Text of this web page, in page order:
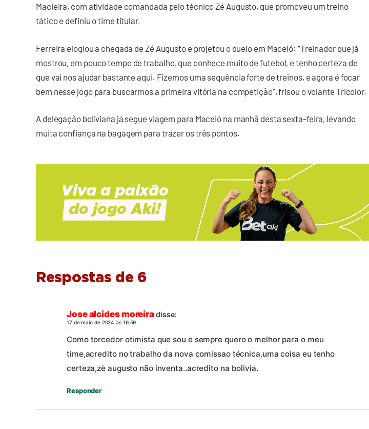
Macieira, com atividade comandada pelo técnico Zé Augusto, que promoveu um treino
tático e definiu o time titular.
Ferreira elogiou a chegada de Zé Augusto e projetou o duelo em Maceió: “Treinador que já
mostrou, em pouco tempo de trabalho, que conhece muito de futebol, e tenho certeza de
que vai nos ajudar bastante aqui. Fizemos uma sequência forte de treinos, e agora é focar
bem nesse jogo para buscarmos a primeira vitória na competição”, frisou o volante Tricolor.
A delegação boliviana já segue viagem para Maceió na manhã desta sexta-feira, levando
muita confiança na bagagem para trazer os três pontos.
Respostas de 6
Jose alcides moreiradisse:
17 de maio de 2024 às 16:59
Como torcedor otimista que sou e sempre quero o melhor para o meu
time,acredito no trabalho da nova comissao técnica.uma coisa eu tenho
certeza,zè augusto não inventa..acredito na bolivia.
Responder